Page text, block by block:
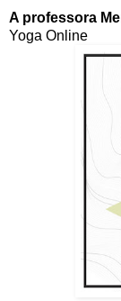
A professora
Yoga Online